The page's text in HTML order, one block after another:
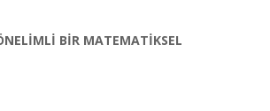
BİR MATEMATİKSEL